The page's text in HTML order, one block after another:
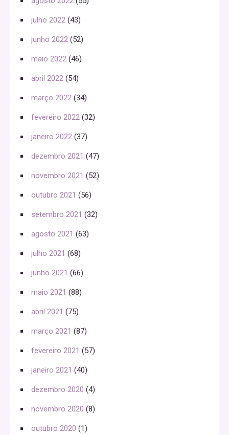
julho 2022 (43)
junho 2022 (52)
maio 2022 (46)
abril 2022 (54)
março 2022 (34)
fevereiro 2022 (32)
janeiro 2022 (37)
dezembro 2021 (47)
novembro 2021 (52)
outubro 2021 (56)
setembro 2021 (32)
agosto 2021 (63)
julho 2021 (68)
junho 2021 (66)
maio 2021 (88)
abril 2021 (75)
março 2021 (87)
fevereiro 2021 (57)
janeiro 2021 (40)
dezembro 2020 (4)
novembro 2020 (8)
outubro 2020 (1)